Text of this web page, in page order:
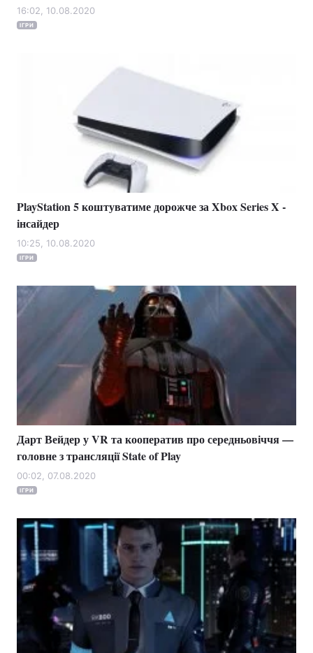
16:02, 10.08.2020
ІГРИ
PlayStation 5 коштуватиме дорожче за Xbox Series X -
інсайдер
10:25, 10.08.2020
ІГРИ
Дарт Вейдер у VR та кооператив про середньовіччя —
головне з трансляції State of Play
00:02, 07.08.2020
ІГРИ